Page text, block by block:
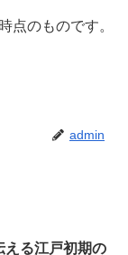
点のものです。
admin
える江戸初期の